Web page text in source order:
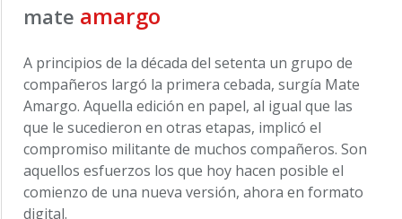
mate amargo
A principios de la década del setenta un grupo de
compañeros largó la primera cebada, surgía Mate
Amargo. Aquella edición en papel, al igual que las
que le sucedieron en otras etapas, implicó el
compromiso militante de muchos compañeros. Son
aquellos esfuerzos los que hoy hacen posible el
comienzo de una nueva versión, ahora en formato
digital.